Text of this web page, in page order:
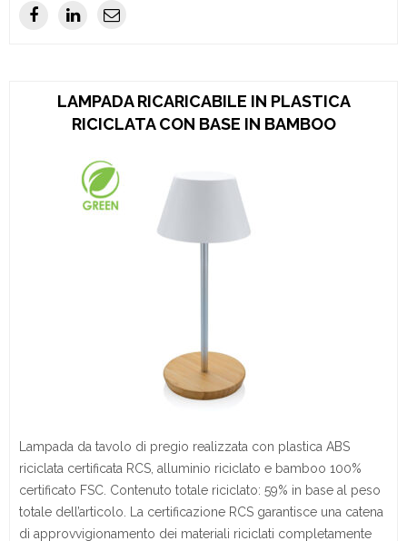
LAMPADA RICARICABILE IN PLASTICA
RICICLATA CON BASE IN BAMBOO
Lampada da tavolo di pregio realizzata con plastica ABS
riciclata certificata RCS, alluminio riciclato e bamboo 100%
certificato FSC. Contenuto totale riciclato: 59% in base al peso
totale dell’articolo. La certificazione RCS garantisce una catena
di approvvigionamento dei materiali riciclati completamente